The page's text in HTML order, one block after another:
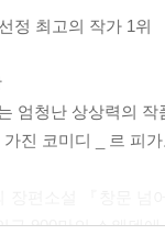
정 최고의 작가 1위
엄청난 상상력의 작
진 코미디 _ 르 피
구 900만의 스웨덴